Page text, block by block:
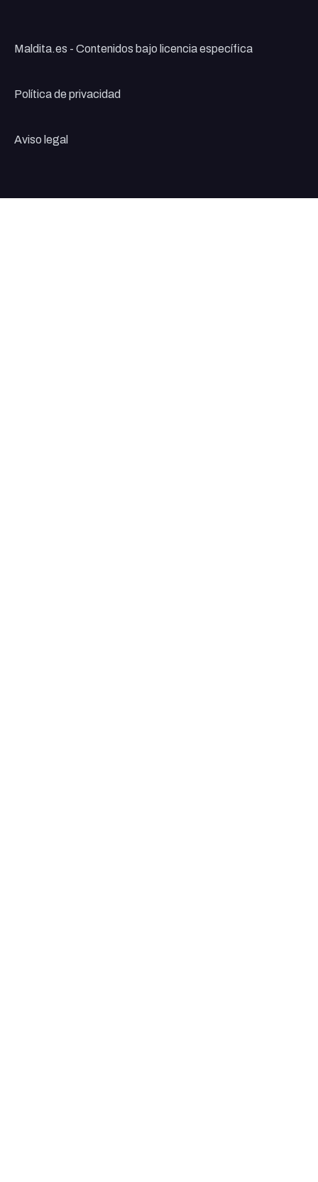
Maldita.es - Contenidos bajo licencia específica
Política de privacidad
Aviso legal